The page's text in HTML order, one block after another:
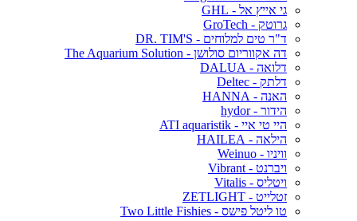
גי אייץ אל - GHL
גרוטק - GroTech
ד"ר טים למלוחים - DR. TIM'S
דה אקווריום סולושן - The Aquarium Solution
דלואה - DALUA
דלתק - Deltec
האנה - HANNA
הידור - hydor
היי טי איי - ATI aquaristik
הילאה - HAILEA
וויניו - Weinuo
ויברנט - Vibrant
ויטליס - Vitalis
זטלייט - ZETLIGHT
טו ליטל פישס - Two Little Fishies